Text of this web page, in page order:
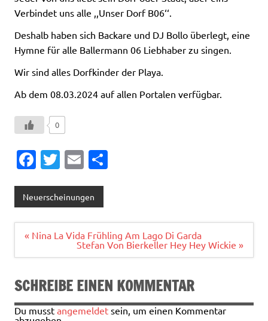
Verbindet uns alle ,,Unser Dorf B06‘‘.
Deshalb haben sich Backare und DJ Bollo überlegt, eine
Hymne für alle Ballermann 06 Liebhaber zu singen.
Wir sind alles Dorfkinder der Playa.
Ab dem 08.03.2024 auf allen Portalen verfügbar.
0
Fa
e
b
o
o
k
T
it
te
r
E
ai
l
n
Neuerscheinungen
Beitragsnavigation
« Nina La Vida Frühling Am Lago Di Garda
Stefan Von Bierkeller Hey Hey Wickie »
SCHREIBE EINEN KOMMENTAR
Du musst angemeldet sein, um einen Kommentar